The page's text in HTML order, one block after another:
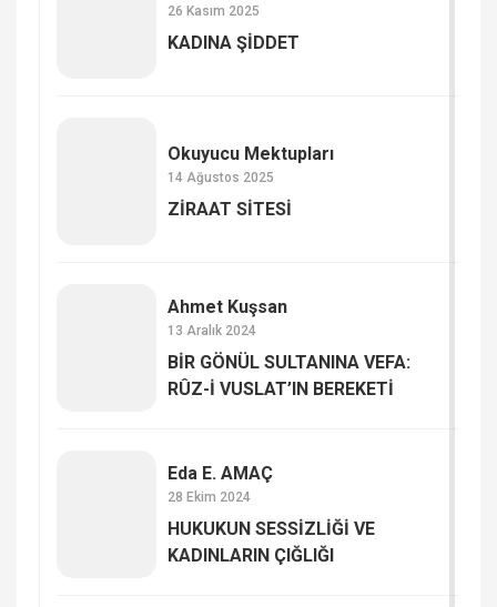
26 Kasım 2025
KADINA ŞİDDET
Okuyucu Mektupları
14 Ağustos 2025
ZİRAAT SİTESİ
Ahmet Kuşsan
13 Aralık 2024
BİR GÖNÜL SULTANINA VEFA:
RÛZ-İ VUSLAT’IN BEREKETİ
Eda E. AMAÇ
28 Ekim 2024
HUKUKUN SESSİZLİĞİ VE
KADINLARIN ÇIĞLIĞI